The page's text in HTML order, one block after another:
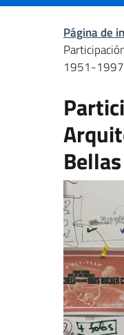
Página de
1951-